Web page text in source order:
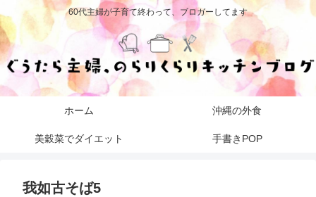
60代主婦が子育て終わって、ブロガーしてます
ホーム 沖縄の外食
美穀菜でダイエット 手書きPOP
我如古そば5